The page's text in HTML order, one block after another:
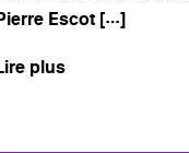
Escot […]
plus